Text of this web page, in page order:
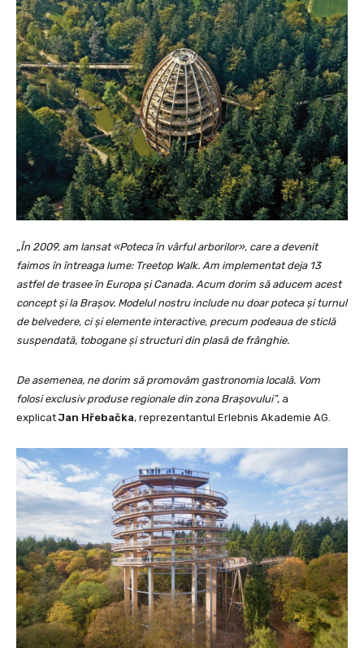
„În 2009, am lansat «Poteca în vârful arborilor», care a devenit
faimos în întreaga lume: Treetop Walk. Am implementat deja 13
astfel de trasee în Europa și Canada. Acum dorim să aducem acest
concept și la Brașov. Modelul nostru include nu doar poteca și turnul
de belvedere, ci și elemente interactive, precum podeaua de sticlă
suspendată, tobogane și structuri din plasă de frânghie.
De asemenea, ne dorim să promovăm gastronomia locală. Vom
folosi exclusiv produse regionale din zona Brașovului”, a
explicatJan Hřebačka, reprezentantul Erlebnis Akademie AG.